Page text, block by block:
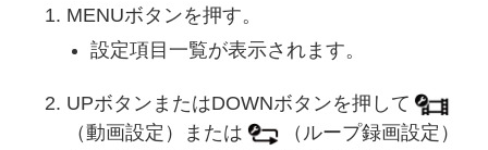
MENUボタンを押す。
設定項目一覧が表示されます。
UPボタンまたはDOWNボタンを押して
（動画設定）または
（ループ録画設定）